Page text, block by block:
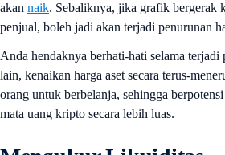
akan naik. Sebaliknya, jika grafik bergerak
penjual, boleh jadi akan terjadi penurunan
Anda hendaknya berhati-hati selama terjadi
lain, kenaikan harga aset secara terus-
orang untuk berbelanja, sehingga
mata uang kripto secara lebih luas.